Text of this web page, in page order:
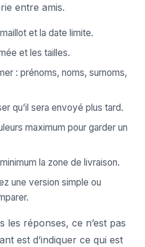
entre amis.
et la date limite.
et les tailles.
: prénoms, noms, surnoms,
qu’il sera envoyé plus tard.
maximum pour garder un
la zone de livraison.
une version simple ou
les réponses, ce n’est pas
est d’indiquer ce qui est